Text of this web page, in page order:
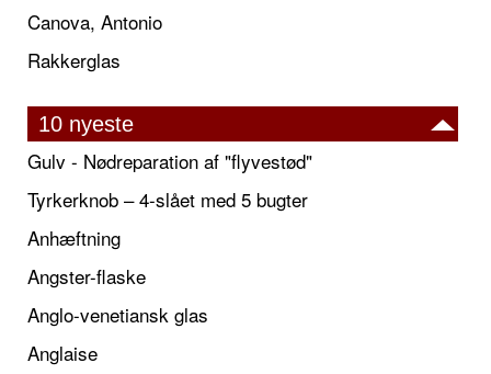
Canova, Antonio
Rakkerglas
10 nyeste
Gulv - Nødreparation af "flyvestød"
Tyrkerknob – 4-slået med 5 bugter
Anhæftning
Angster-flaske
Anglo-venetiansk glas
Anglaise